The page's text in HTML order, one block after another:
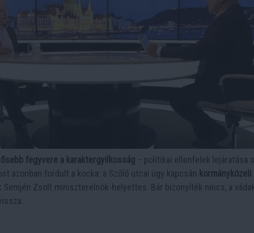
fegyvere a karaktergyilkosság – politikai ellenfelek lejáratása
azonban fordult a kocka: a Szőlő utcai ügy kapcsán
Semjén Zsolt miniszterelnök-helyettes. Bár bizonyíték nincs, a